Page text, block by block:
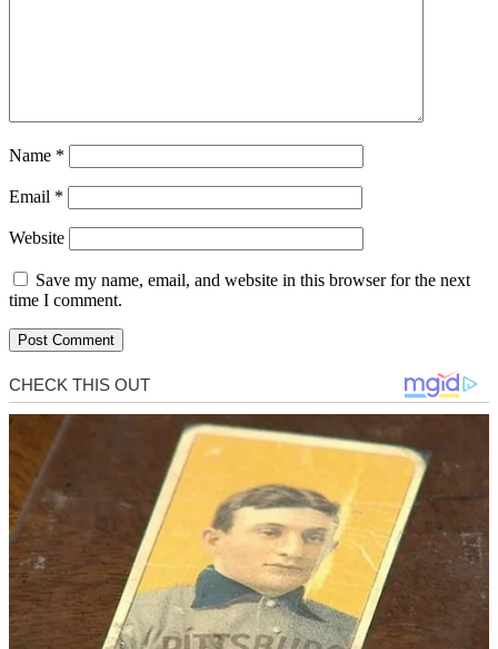
Name *
Email *
Website
Save my name, email, and website in this browser for the next
time I comment.